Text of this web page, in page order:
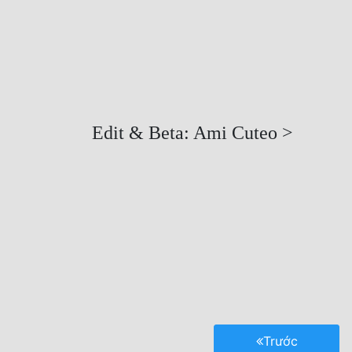
Edit & Beta: Ami Cuteo >
Trước